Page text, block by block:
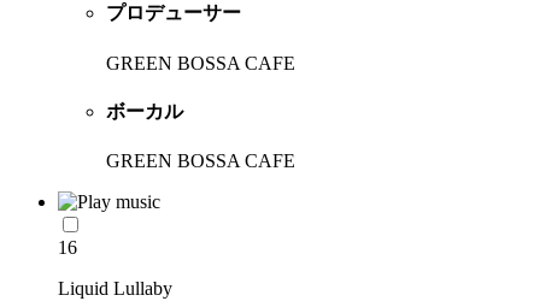
プロデューサー
GREEN BOSSA CAFE
ボーカル
GREEN BOSSA CAFE
16
Liquid Lullaby